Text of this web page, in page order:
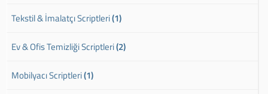
Tekstil & İmalatçı Scriptleri(1)
Ev & Ofis Temizliği Scriptleri(2)
Mobilyacı Scriptleri(1)